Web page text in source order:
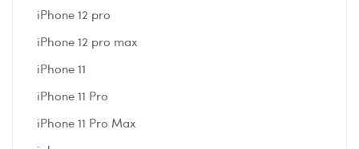
iPhone 12 pro
iPhone 12 pro max
iPhone 11
iPhone 11 Pro
iPhone 11 Pro Max